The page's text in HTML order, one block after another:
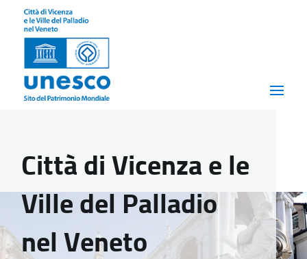
Città di Vicenza e le
Ville del Palladio
nel Veneto